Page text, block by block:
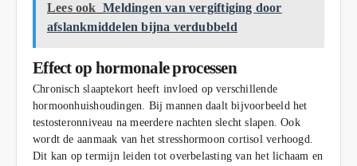
Lees ook Meldingen van vergiftiging door
afslankmiddelen bijna verdubbeld
Effect op hormonale processen
Chronisch slaaptekort heeft invloed op verschillende
hormoonhuishoudingen. Bij mannen daalt bijvoorbeeld het
testosteronniveau na meerdere nachten slecht slapen. Ook
wordt de aanmaak van het stresshormoon cortisol verhoogd.
Dit kan op termijn leiden tot overbelasting van het lichaam en